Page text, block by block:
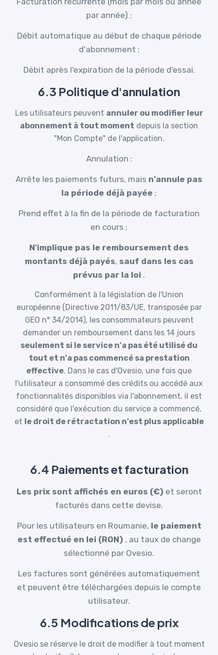
par année) ;
Débit automatique au début de chaque période
d'abonnement ;
Débit après l'expiration de la période d'essai.
6.3 Politique d'annulation
Les utilisateurs peuvent annuler ou modifier leur
abonnement à tout moment depuis la section
"Mon Compte" de l'application.
Annulation :
Arrête les paiements futurs, mais n'annule pas
la période déjà payée ;
Prend effet à la fin de la période de facturation
en cours ;
N'implique pas le remboursement des
montants déjà payés, sauf dans les cas
prévus par la loi .
Conformément à la législation de l'Union
européenne (Directive 2011/83/UE, transposée par
GEO n° 34/2014), les consommateurs peuvent
demander un remboursement dans les 14 jours
seulement si le service n'a pas été utilisé du
tout et n'a pas commencé sa prestation
effective. Dans le cas d'Ovesio, une fois que
l'utilisateur a consommé des crédits ou accédé aux
fonctionnalités disponibles via l'abonnement, il est
considéré que l'exécution du service a commencé,
et le droit de rétractation n'est plus applicable
.
6.4 Paiements et facturation
Les prix sont affichés en euros (€) et seront
facturés dans cette devise.
Pour les utilisateurs en Roumanie, le paiement
est effectué en lei (RON) , au taux de change
sélectionné par Ovesio.
Les factures sont générées automatiquement
et peuvent être téléchargées depuis le compte
utilisateur.
6.5 Modifications de prix
Ovesio se réserve le droit de modifier à tout moment